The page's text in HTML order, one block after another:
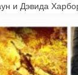
и Дэвида